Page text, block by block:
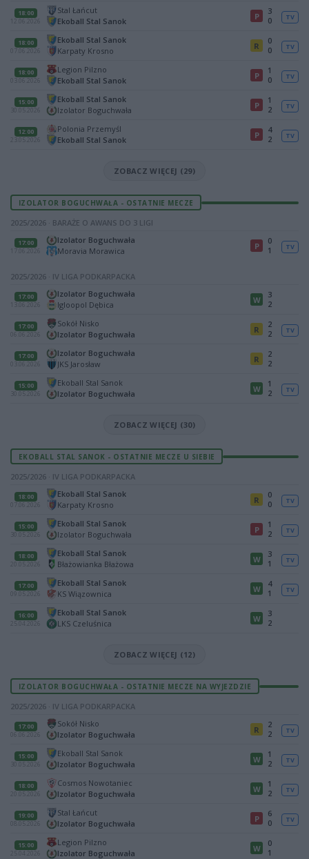
18:00
12.06.2026
Stal Łańcut
Ekoball Stal Sanok
P
3
0
TV
18:00
07.06.2026
Ekoball Stal Sanok
Karpaty Krosno
R
0
0
TV
18:00
03.06.2026
Legion Pilzno
Ekoball Stal Sanok
P
1
0
TV
15:00
30.05.2026
Ekoball Stal Sanok
Izolator Boguchwała
P
1
2
TV
12:00
23.05.2026
Polonia Przemyśl
Ekoball Stal Sanok
P
4
2
TV
ZOBACZ WIĘCEJ (29)
IZOLATOR BOGUCHWAŁA - OSTATNIE MECZE
2025/2026 · BARAŻE O AWANS DO 3 LIGI
17:00
17.06.2026
Izolator Boguchwała
Moravia Morawica
P
0
1
TV
2025/2026 · IV LIGA PODKARPACKA
17:00
13.06.2026
Izolator Boguchwała
Igloopol Dębica
W
3
2
17:00
06.06.2026
Sokół Nisko
Izolator Boguchwała
R
2
2
TV
17:00
03.06.2026
Izolator Boguchwała
JKS Jarosław
R
2
2
15:00
30.05.2026
Ekoball Stal Sanok
Izolator Boguchwała
W
1
2
TV
ZOBACZ WIĘCEJ (30)
EKOBALL STAL SANOK - OSTATNIE MECZE U SIEBIE
2025/2026 · IV LIGA PODKARPACKA
18:00
07.06.2026
Ekoball Stal Sanok
Karpaty Krosno
R
0
0
TV
15:00
30.05.2026
Ekoball Stal Sanok
Izolator Boguchwała
P
1
2
TV
18:00
20.05.2026
Ekoball Stal Sanok
Błażowianka Błażowa
W
3
1
TV
17:00
09.05.2026
Ekoball Stal Sanok
KS Wiązownica
W
4
1
TV
16:00
25.04.2026
Ekoball Stal Sanok
LKS Czeluśnica
W
3
2
ZOBACZ WIĘCEJ (12)
IZOLATOR BOGUCHWAŁA - OSTATNIE MECZE NA WYJEZDZIE
2025/2026 · IV LIGA PODKARPACKA
17:00
06.06.2026
Sokół Nisko
Izolator Boguchwała
R
2
2
TV
15:00
30.05.2026
Ekoball Stal Sanok
Izolator Boguchwała
W
1
2
TV
18:00
20.05.2026
Cosmos Nowotaniec
Izolator Boguchwała
W
1
2
TV
19:00
08.05.2026
Stal Łańcut
Izolator Boguchwała
P
6
0
TV
15:00
25.04.2026
Legion Pilzno
Izolator Boguchwała
W
0
1